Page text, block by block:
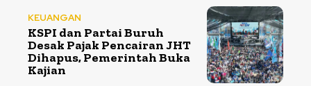
KEUANGAN
KSPI dan Partai Buruh
Desak Pajak Pencairan JHT
Dihapus, Pemerintah Buka
Kajian